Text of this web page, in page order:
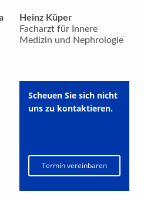
Heinz Küper
Facharzt für Innere
Medizin und Nephrologie
Scheuen Sie sich nicht
uns zu kontaktieren.
Termin vereinbaren